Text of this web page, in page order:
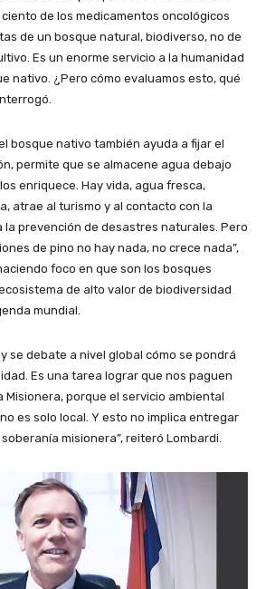
de los medicamentos oncológicos
de un bosque natural, biodiverso, no de
Es un enorme servicio a la humanidad
nativo. ¿Pero cómo evaluamos esto, qué
bosque nativo también ayuda a fijar el
permite que se almacene agua debajo
enriquece. Hay vida, agua fresca,
atrae al turismo y al contacto con la
la prevención de desastres naturales. Pero
de pino no hay nada, no crece nada”,
foco en que son los bosques
de alto valor de biodiversidad
mundial.
se debate a nivel global cómo se pondrá
Es una tarea lograr que nos paguen
Misionera, porque el servicio ambiental
es solo local. Y esto no implica entregar
misionera”, reiteró Lombardi.